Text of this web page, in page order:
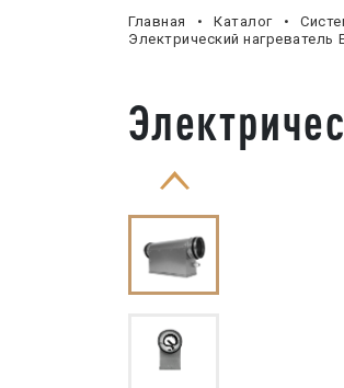
Главная Каталог
Электрический нагреватель